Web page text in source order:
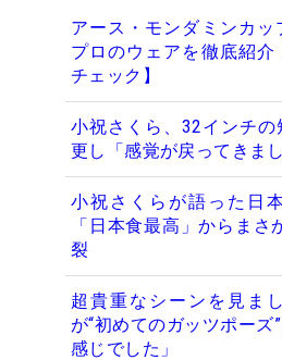
アース・モンダミンカ
プロのウェアを徹底紹
チェック】
小祝さくら、32インチ
更し「感覚が戻ってきま
小祝さくらが語った日
「日本食最高」からまさ
裂
超貴重なシーンを見ま
が“初めてのガッツポー
感じでした」